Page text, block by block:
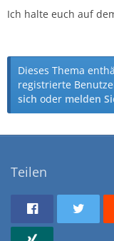
Ich halte euch auf
Dieses Thema
registrierte
sich oder melden
Teilen